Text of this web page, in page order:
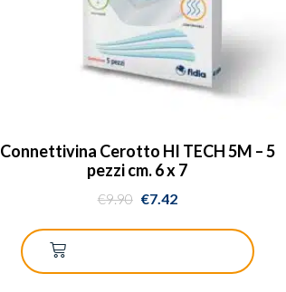
Connettivina Cerotto HI TECH 5M – 5
pezzi cm. 6 x 7
€9.90 €7.42